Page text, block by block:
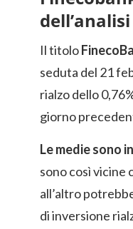
Il titolo
seduta del 21
rialzo dello
giorno
Le medie sono
sono così vicine
all’altro
di inversione